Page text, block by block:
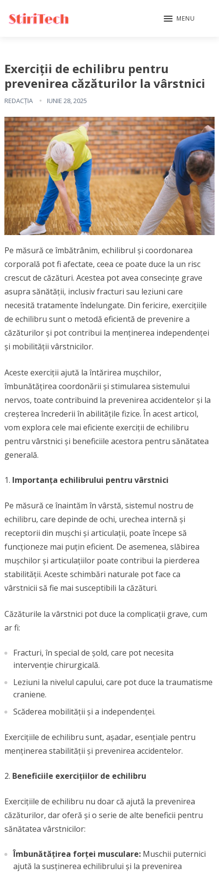
MENU
Exerciții de echilibru pentru
prevenirea căzăturilor la vârstnici
REDACȚIA IUNIE 28, 2025
Pe măsură ce îmbătrânim, echilibrul și coordonarea
corporală pot fi afectate, ceea ce poate duce la un risc
crescut de căzături. Acestea pot avea consecințe grave
asupra sănătății, inclusiv fracturi sau leziuni care
necesită tratamente îndelungate. Din fericire, exercițiile
de echilibru sunt o metodă eficientă de prevenire a
căzăturilor și pot contribui la menținerea independenței
și mobilității vârstnicilor.
Aceste exerciții ajută la întărirea mușchilor,
îmbunătățirea coordonării și stimularea sistemului
nervos, toate contribuind la prevenirea accidentelor și la
creșterea încrederii în abilitățile fizice. În acest articol,
vom explora cele mai eficiente exerciții de echilibru
pentru vârstnici și beneficiile acestora pentru sănătatea
generală.
Importanța echilibrului pentru vârstnici
Pe măsură ce înaintăm în vârstă, sistemul nostru de
echilibru, care depinde de ochi, urechea internă și
receptorii din mușchi și articulații, poate începe să
funcționeze mai puțin eficient. De asemenea, slăbirea
mușchilor și articulațiilor poate contribui la pierderea
stabilității. Aceste schimbări naturale pot face ca
vârstnicii să fie mai susceptibili la căzături.
Căzăturile la vârstnici pot duce la complicații grave, cum
ar fi:
Fracturi, în special de șold, care pot necesita
intervenție chirurgicală.
Leziuni la nivelul capului, care pot duce la traumatisme
craniene.
Scăderea mobilității și a independenței.
Exercițiile de echilibru sunt, așadar, esențiale pentru
menținerea stabilității și prevenirea accidentelor.
Beneficiile exercițiilor de echilibru
Exercițiile de echilibru nu doar că ajută la prevenirea
căzăturilor, dar oferă și o serie de alte beneficii pentru
sănătatea vârstnicilor:
Îmbunătățirea forței musculare:Muschii puternici
ajută la susținerea echilibrului și la prevenirea